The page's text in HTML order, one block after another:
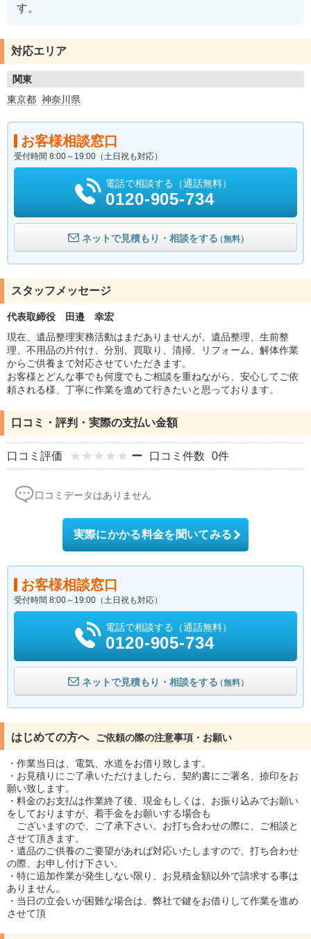
す。
対応エリア
関東
東京都 神奈川県
お客様相談窓口
受付時間 8:00～19:00（土日祝も対応）
電話で相談する（通話無料）
0120-905-734
ネットで見積もり・相談をする（無料）
スタッフメッセージ
代表取締役 田邉 幸宏
現在、遺品整理実務活動はまだありませんが、遺品整理、生前整
理、不用品の片付け、分別、買取り、清掃、リフォーム、解体作業
からご供養まで対応させていただきます。
お客様とどんな事でも何度でもご相談を重ねながら、安心してご依
頼される様、丁寧に作業を進めて行きたいと思っております。
口コミ・評判・実際の支払い金額
口コミ評価 ー 口コミ件数 0件
口コミデータはありません
実際にかかる料金を聞いてみる
お客様相談窓口
受付時間 8:00～19:00（土日祝も対応）
電話で相談する（通話無料）
0120-905-734
ネットで見積もり・相談をする（無料）
はじめての方へ ご依頼の際の注意事項・お願い
・作業当日は、電気、水道をお借り致します。
・お見積りにご了承いただけましたら、契約書にご署名、捺印をお
願い致します。
・料金のお支払は作業終了後、現金もしくは、お振り込みでお願い
をしておりますが、着手金をお願いする場合も
ございますので、ご了承下さい。お打ち合わせの際に、ご相談と
させて頂きます。
・遺品のご供養のご要望があれば対応いたしますので、打ち合わせ
の際、お申し付け下さい。
・特に追加作業が発生しない限り、お見積金額以外で請求する事は
ありません。
・当日の立会いが困難な場合は、弊社で鍵をお借りして作業を進め
させて頂